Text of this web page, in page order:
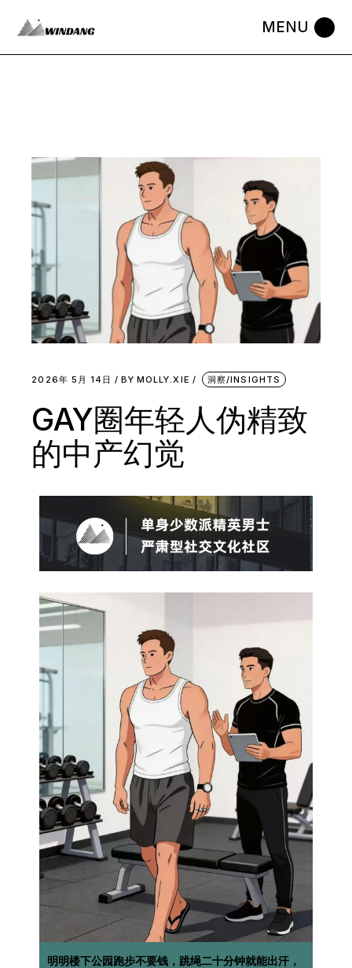
2026年 5月 14日 BY MOLLY.XIE 洞察/INSIGHTS
GAY圈年轻人伪精致
的中产幻觉
明明楼下公园跑步不要钱，跳绳二十分钟就能出汗，